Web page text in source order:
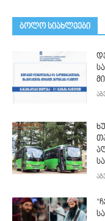
ᲑᲝᲚᲝ ᲡᲘᲐᲮᲚᲔᲔᲑᲘ